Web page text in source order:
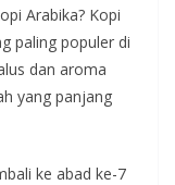
Arabika? Kopi
paling populer di
dan aroma
yang panjang
ke abad ke-7